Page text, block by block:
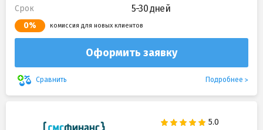
Срок 5-30 дней
0% комиссия для новых клиентов
Оформить заявку
Сравнить Подробнее